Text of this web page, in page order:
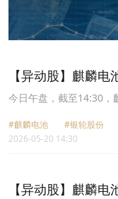
【异动股】麒麟
涨10.01%
今日午盘，截至14:30，
材(301238.CN)涨5.80%
报94.65元，富临精工
#麒麟电池 #银轮股份
2026-05-20 14:30
【异动股】麒麟